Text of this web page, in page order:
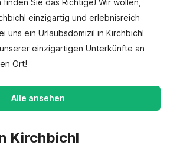
Sie das Richtige! Wir wollen,
einzigartig und erlebnisreich
uns ein Urlaubsdomizil in Kirchbichl
einzigartigen Unterkünfte an
Ort!
Alle ansehen
Kirchbichl